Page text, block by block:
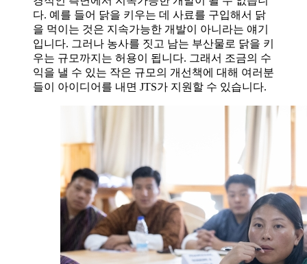
다. 예를 들어 닭을 키우는 데 사료를 구입해서 닭
을 먹이는 것은 지속가능한 개발이 아니라는 얘기
입니다. 그러나 농사를 짓고 남는 부산물로 닭을 키
우는 규모까지는 허용이 됩니다. 그래서 조금의 수
익을 낼 수 있는 작은 규모의 개선책에 대해 여러분
들이 아이디어를 내면 JTS가 지원할 수 있습니다.